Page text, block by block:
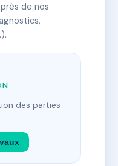
de nos
des parties